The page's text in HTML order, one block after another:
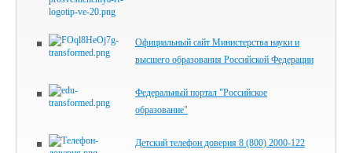
Официальный сайт Министерства науки и
высшего образования Российской Федерации
Федеральный портал "Российское
образование"
Детский телефон доверия 8 (800) 2000-122